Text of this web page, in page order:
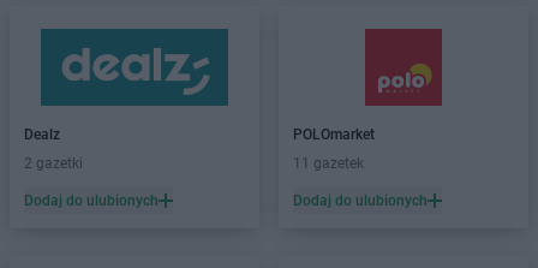
Dealz
2 gazetki
Dodaj do ulubionych
POLOmarket
11 gazetek
Dodaj do ulubionych